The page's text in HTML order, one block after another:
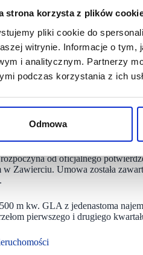
strona korzysta z plików
pliki cookie do
witrynie. Informacje o tym,
i analitycznym. Partnerzy
podczas korzystania z ich
Odmowa
naszego portfela jest już za
podejście jest realnym
In-Use: Commercial v6
Portowa oraz M Park Zielone
systemie BREEAM International
inwestycji: M Park Olsztyn,
strategię dynamicznego
od oficjalnego
Zawierciu. Umowa została
m kw. GLA z jedenastoma
pierwszego i drugiego